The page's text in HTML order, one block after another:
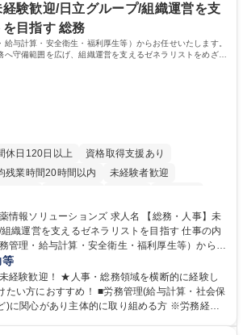
なることができます。平均19:30の退勤以降の業
ており、メリハリのある働き方となります。 学
学 高専 短大 語学力： 資格：
経験歓迎/日立グループ/組織運営を支
目指す 総務
給与計算・安全衛生・福利厚生等）からお任せいたします。
守備範囲を広げ、組織運営を支えるゼネラリストをめざせ
休日120日以上
資格取得支援あり
残業時間20時間以内
未経験者歓迎
制 交通費支給 土日祝休み 寮・社宅あり
ションズ 求人名 【総務・人事】未
運営を支えるゼネラリストを目指す 仕事の内
管理・給与計算・安全衛生・福利厚生等）からお
総務・採用・教育業務へ守備範囲を広げ、組織運
期業務：労働時間管理、給与
利厚生管理、安全衛生、健康経営推進等をお任せ
、休職者管理など、幅広く経験を積んでいただき
等
経験歓迎！ ★人事・総務領域を横断的に経験し
め！ ■労務管理(給与計算・社会保
)に関心があり主体的に取り組める方 ※労務経験